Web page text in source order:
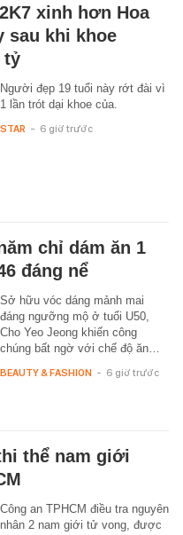
xinh hơn Hoa
sau khi khoe
tỷ
Người đẹp 19 tuổi này rớt đài vì
1 lần trót dại khoe của.
STAR - 6 giờ trước
chỉ dám ăn 1
đáng nể
Sở hữu vóc dáng mảnh mai
đáng ngưỡng mộ ở tuổi U50,
Cho Yeo Jeong khiến công
chúng bất ngờ với chế độ ăn…
BEAUTY & FASHION - 6 giờ trước
thể nam giới
Công an TPHCM điều tra nguyên
nhân 2 nam giới tử vong, được